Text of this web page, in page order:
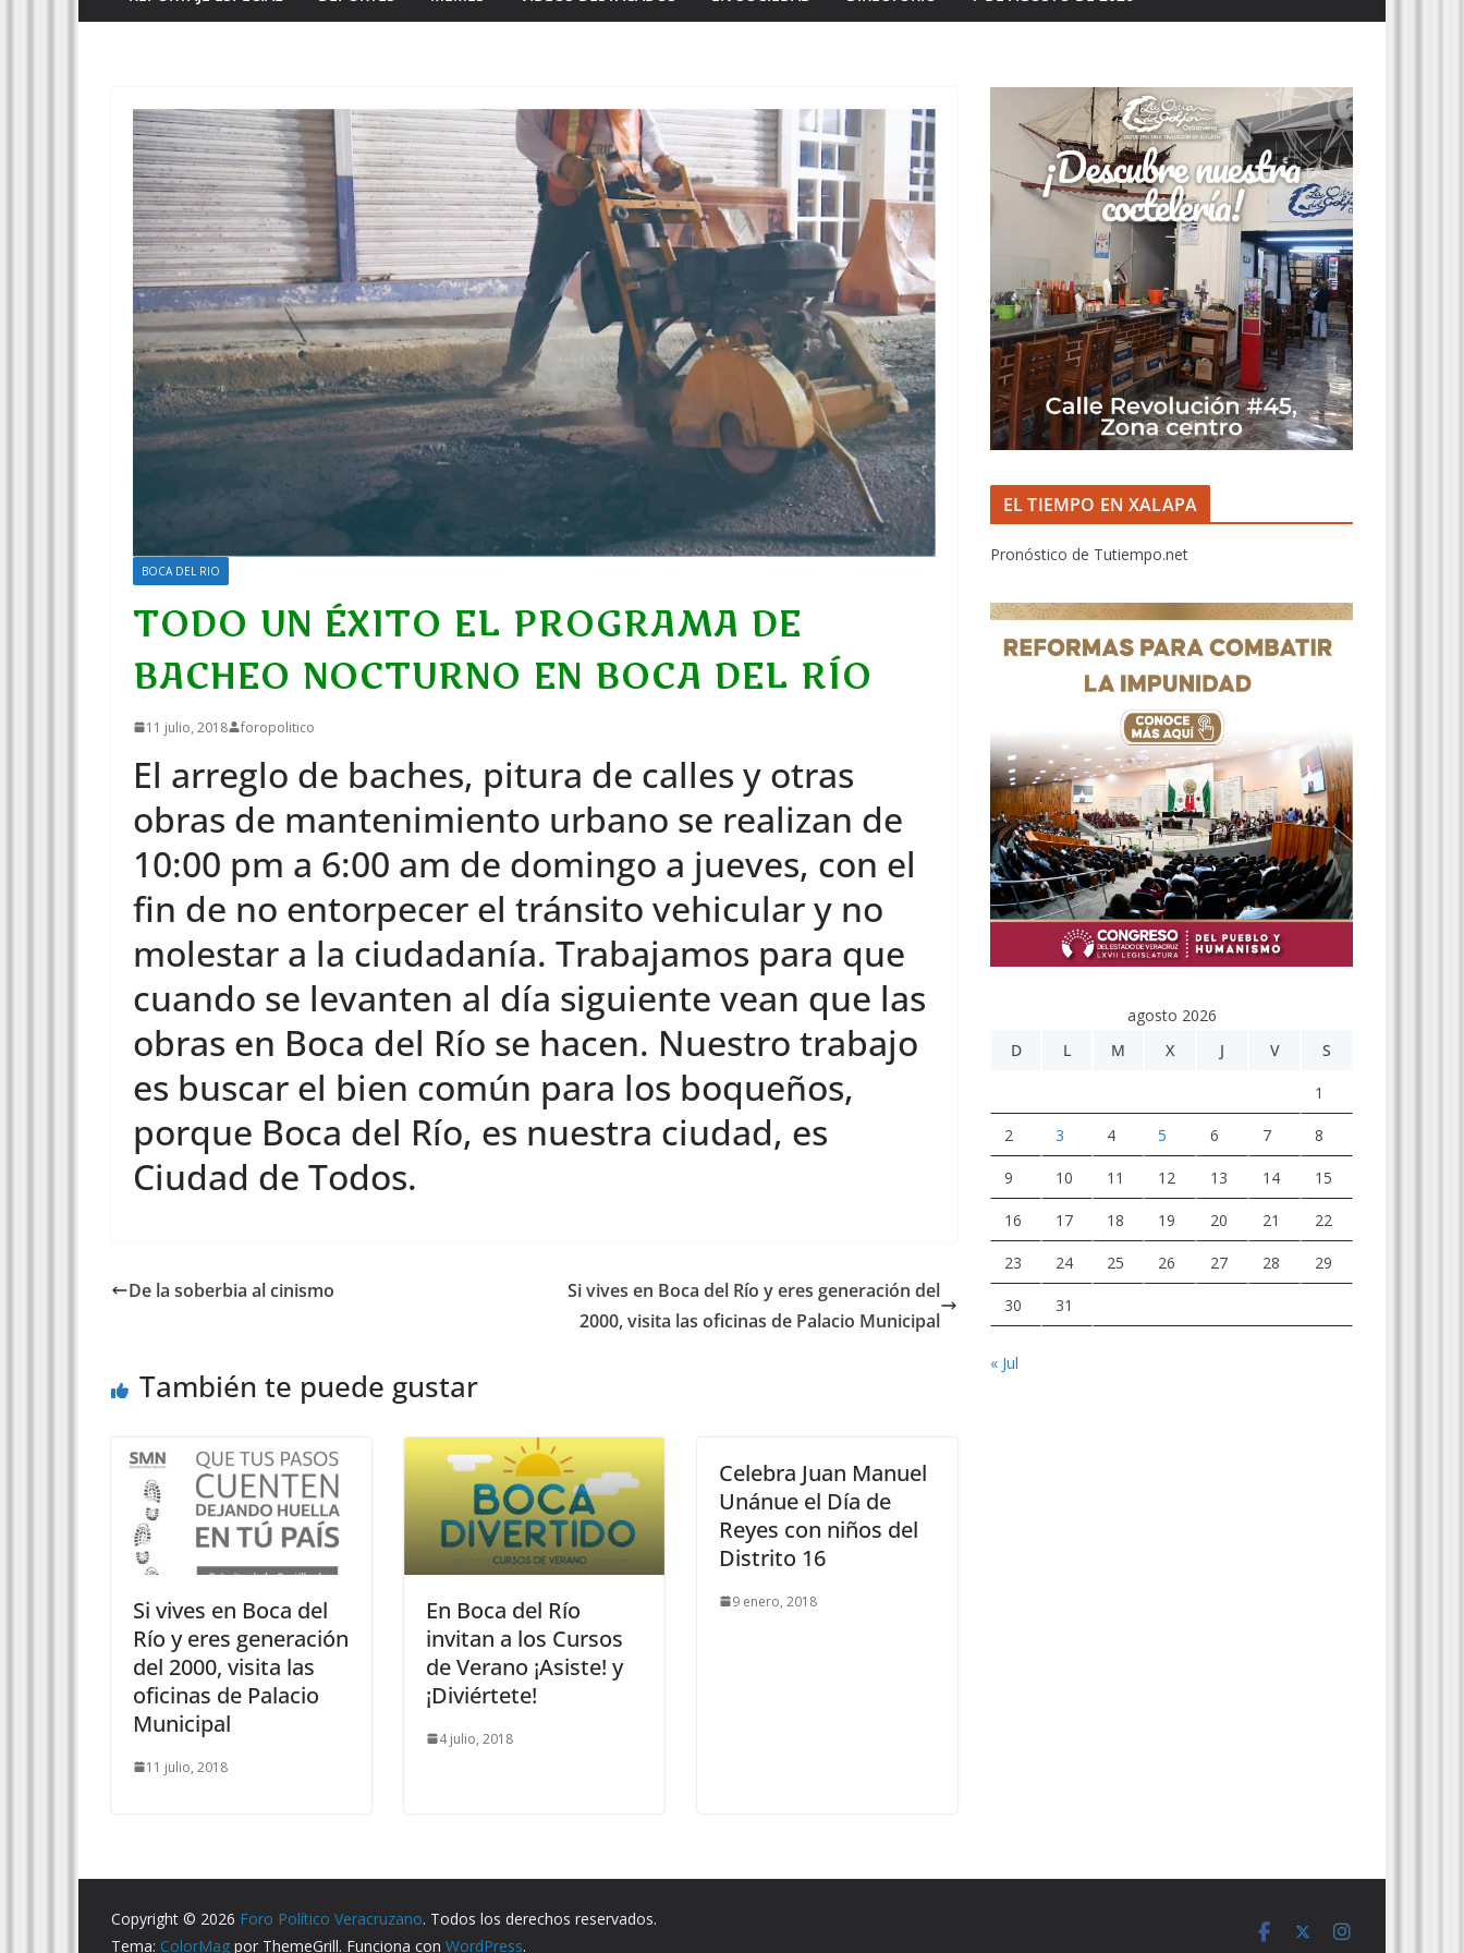
BOCA DEL RIO
TODO UN ÉXITO EL PROGRAMA DE
BACHEO NOCTURNO EN BOCA DEL RÍO
11 julio, 2018 foropolitico
El arreglo de baches, pitura de calles y otras
obras de mantenimiento urbano se realizan de
10:00 pm a 6:00 am de domingo a jueves, con el
fin de no entorpecer el tránsito vehicular y no
molestar a la ciudadanía. Trabajamos para que
cuando se levanten al día siguiente vean que las
obras en Boca del Río se hacen. Nuestro trabajo
es buscar el bien común para los boqueños,
porque Boca del Río, es nuestra ciudad, es
Ciudad de Todos.
De la soberbia al cinismo
Si vives en Boca del Río y eres generación del
2000, visita las oficinas de Palacio Municipal
También te puede gustar
Si vives en Boca del
Río y eres generación
del 2000, visita las
oficinas de Palacio
Municipal
11 julio, 2018
En Boca del Río
invitan a los Cursos
de Verano ¡Asiste! y
¡Diviértete!
4 julio, 2018
Celebra Juan Manuel
Unánue el Día de
Reyes con niños del
Distrito 16
9 enero, 2018
EL TIEMPO EN XALAPA
Pronóstico de Tutiempo.net
agosto 2026
D
L M X J V S
1
2 3 4 5 6 7 8
9 10 11 12 13 14 15
16 17 18 19 20 21 22
23 24 25 26 27 28 29
30 31
« Jul
Copyright © 2026 Foro Político Veracruzano. Todos los derechos reservados.
Tema: ColorMag por ThemeGrill. Funciona con WordPress.